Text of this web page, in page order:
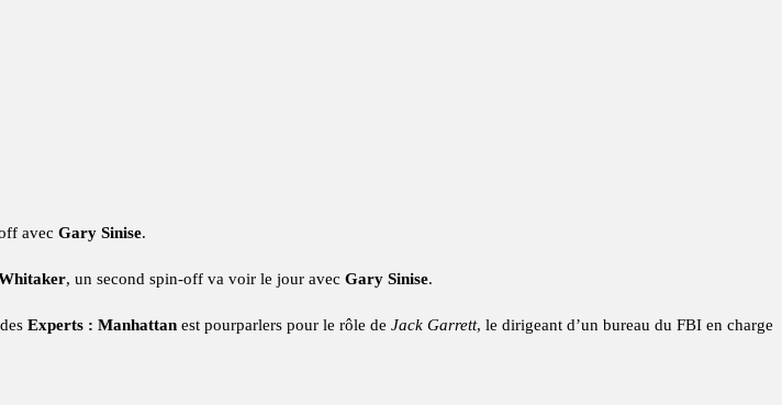
avec Gary Sinise.
, un second spin-off va voir le jour avec Gary Sinise.
Experts : Manhattanest pourparlers pour le rôle de Jack Garrett, le dirigeant d’un bureau du FBI en charge